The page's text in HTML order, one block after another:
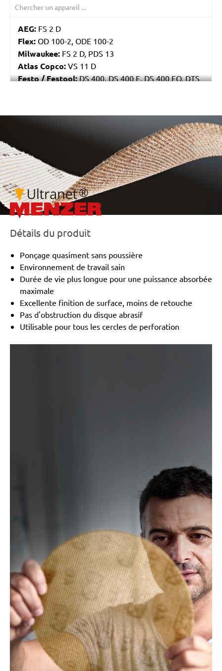
AEG: FS 2 D
Flex: OD 100-2, ODE 100-2
Milwaukee: FS 2 D, PDS 13
Atlas Copco: VS 11 D
Festo / Festool:DS 400, DS 400 E, DS 400 EQ, DTS
/marketing/parallax/menzer/parallax_logos/
Détails du produit
Ponçage quasiment sans poussière
Environnement de travail sain
Durée de vie plus longue pour une puissance absorbée
maximale
Excellente finition de surface, moins de retouche
Pas d'obstruction du disque abrasif
Utilisable pour tous les cercles de perforation